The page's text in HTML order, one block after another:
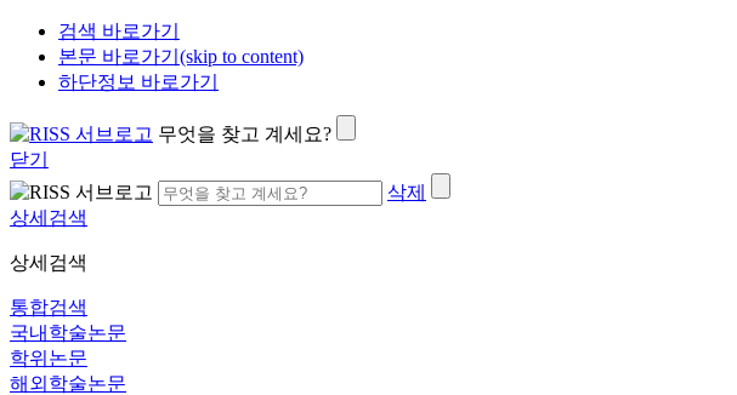
검색 바로가기
본문 바로가기(skip to content)
하단정보 바로가기
무엇을 찾고 계세요?
닫기
삭제
상세검색
상세검색
통합검색
국내학술논문
학위논문
해외학술논문